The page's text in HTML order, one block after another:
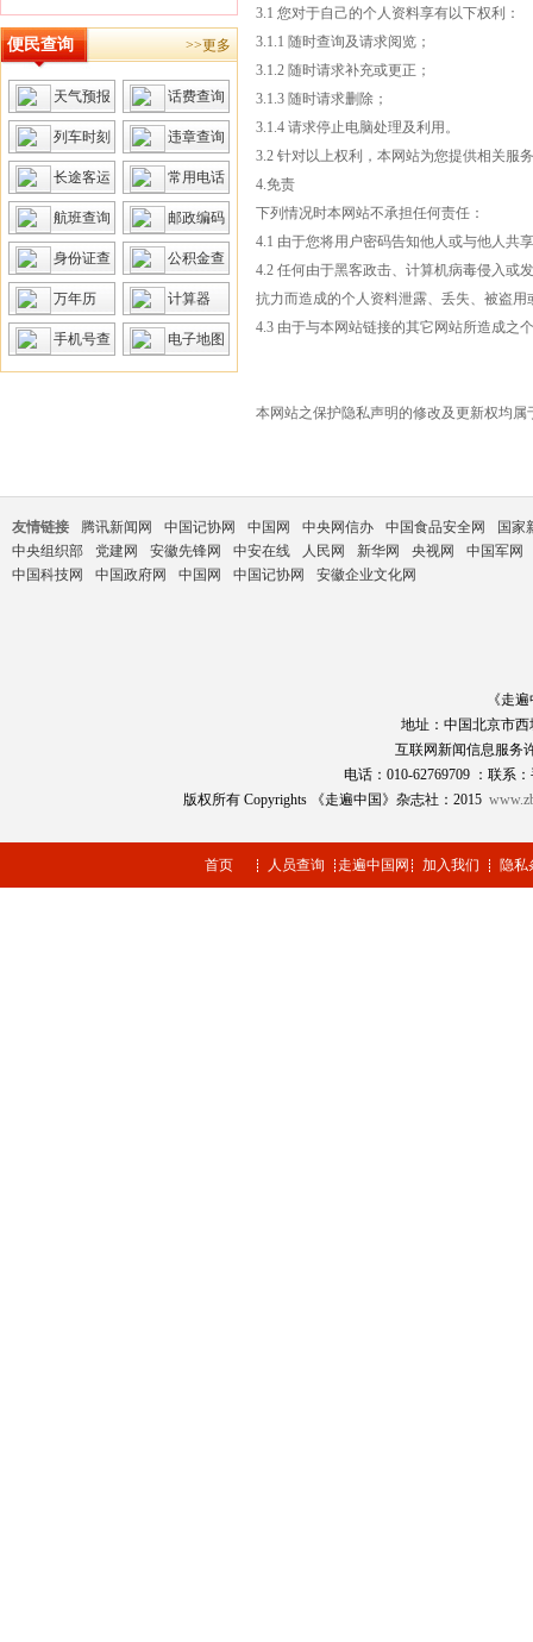
便民查询 >>更多
天气预报 话费查询
列车时刻 违章查询
长途客运 常用电话
航班查询 邮政编码
身份证查
询
公积金查
询
万年历 计算器
手机号查
询
电子地图
3.1 您对于自己的个人资料享有以下权利：
3.1.1 随时查询及请求阅览；
3.1.2 随时请求补充或更正；
3.1.3 随时请求删除；
3.1.4 请求停止电脑处理及利用。
3.2 针对以上权利，本网站为您提供相关服
4.免责
下列情况时本网站不承担任何责任：
4.1 由于您将用户密码告知他人或与他人共
4.2 任何由于黑客政击、计算机病毒侵入或
抗力而造成的个人资料泄露、丢失、被盗用
4.3 由于与本网站链接的其它网站所造成之
本网站之保护隐私声明的修改及更新权均属
友情链接 腾讯新闻网 中国记协网 中国网 中央网信办 中国食品安全网
国家
中央组织部
党建网 安徽先锋网 中安在线 人民网 新华网 央视网
中国军网
中国科技网
中国政府网 中国网 中国记协网 安徽企业文化网
《走
地址：中国北京市
互联网新闻信息服务
电话：010-62769709 ：联系
版权所有 Copyrights 《走遍中国》杂志社：2015
首页 人员查询 走遍中国网 加入我们 隐私